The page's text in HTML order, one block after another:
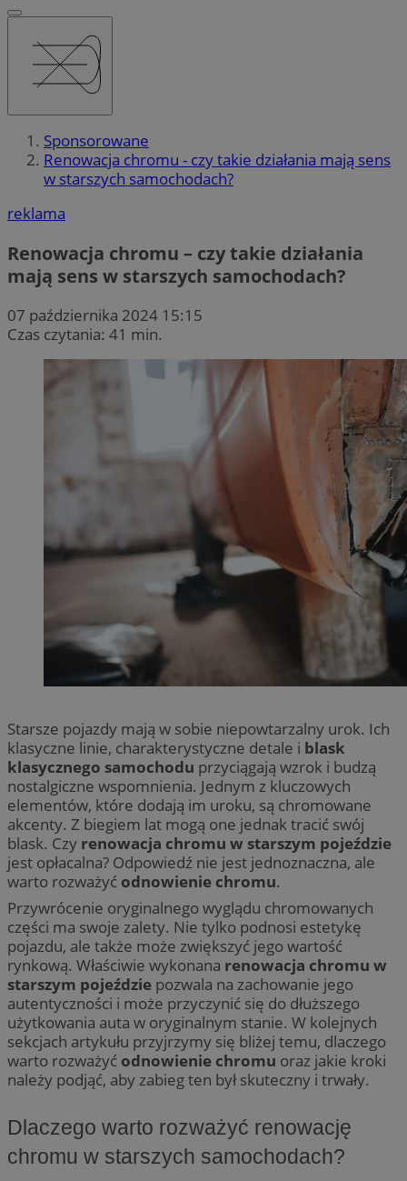
Sponsorowane
Renowacja chromu - czy takie działania mają sens
w starszych samochodach?
reklama
Renowacja chromu – czy takie działania
mają sens w starszych samochodach?
07 października 2024 15:15
Czas czytania: 41 min.
Starsze pojazdy mają w sobie niepowtarzalny urok. Ich
klasyczne linie, charakterystyczne detale i blask
klasycznego samochodu przyciągają wzrok i budzą
nostalgiczne wspomnienia. Jednym z kluczowych
elementów, które dodają im uroku, są chromowane
akcenty. Z biegiem lat mogą one jednak tracić swój
blask. Czy renowacja chromu w starszym pojeździe
jest opłacalna? Odpowiedź nie jest jednoznaczna, ale
warto rozważyć odnowienie chromu.
Przywrócenie oryginalnego wyglądu chromowanych
części ma swoje zalety. Nie tylko podnosi estetykę
pojazdu, ale także może zwiększyć jego wartość
rynkową. Właściwie wykonana renowacja chromu w
starszym pojeździe pozwala na zachowanie jego
autentyczności i może przyczynić się do dłuższego
użytkowania auta w oryginalnym stanie. W kolejnych
sekcjach artykułu przyjrzymy się bliżej temu, dlaczego
warto rozważyć odnowienie chromu oraz jakie kroki
należy podjąć, aby zabieg ten był skuteczny i trwały.
Dlaczego warto rozważyć renowację
chromu w starszych samochodach?